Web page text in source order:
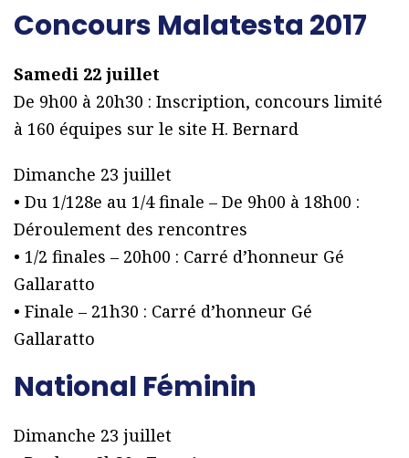
Concours Malatesta 2017
Samedi 22 juillet
De 9h00 à 20h30 : Inscription, concours limité
à 160 équipes sur le site H. Bernard
Dimanche 23 juillet
• Du 1/128e au 1/4 finale – De 9h00 à 18h00 :
Déroulement des rencontres
• 1/2 finales – 20h00 : Carré d’honneur Gé
Gallaratto
• Finale – 21h30 : Carré d’honneur Gé
Gallaratto
National Féminin
Dimanche 23 juillet